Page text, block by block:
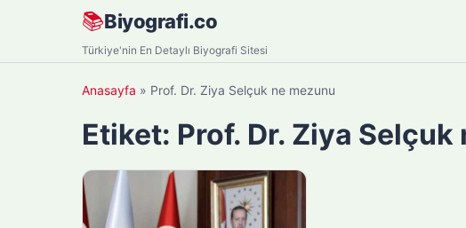
📚Biyografi.co
Türkiye'nin En Detaylı Biyografi Sitesi
Anasayfa » Prof. Dr. Ziya Selçuk ne mezunu
Etiket: Prof. Dr. Ziya Selçuk